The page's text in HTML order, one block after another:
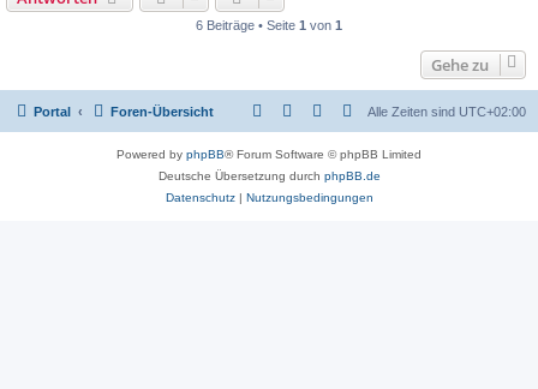
6 Beiträge • Seite 1 von 1
Gehe zu
Portal Foren-Übersicht Alle Zeiten sind UTC+02:00
Powered by phpBB® Forum Software © phpBB Limited
Deutsche Übersetzung durch phpBB.de
Datenschutz| Nutzungsbedingungen